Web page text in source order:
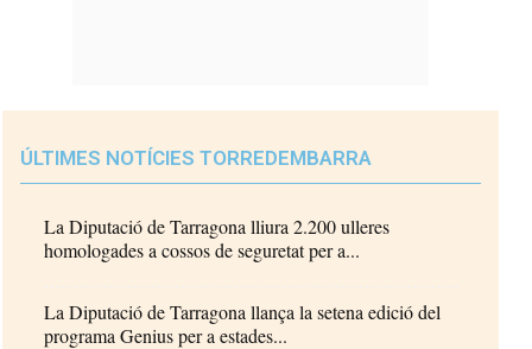
ÚLTIMES NOTÍCIES TORREDEMBARRA
La Diputació de Tarragona lliura 2.200 ulleres
homologades a cossos de seguretat per a...
La Diputació de Tarragona llança la setena edició del
programa Genius per a estades...